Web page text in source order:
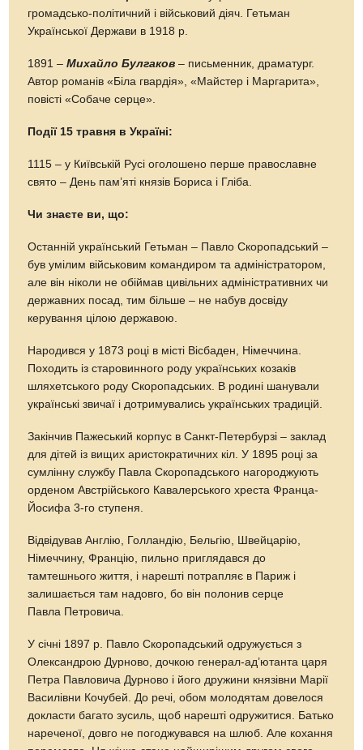
громадсько-політичний і військовий діяч. Гетьман
Української Держави в 1918 р.
1891 –Михайло Булгаков – письменник, драматург.
Автор романів «Біла гвардія», «Майстер і Маргарита»,
повісті «Собаче серце».
Події 15 травня в Україні:
1115 – у Київській Русі оголошено перше православне
свято – День пам’яті князів Бориса і Гліба.
Чи знаєте ви, що:
Останній український Гетьман – Павло Скоропадський –
був умілим військовим командиром та адміністратором,
але він ніколи не обіймав цивільних адміністративних чи
державних посад, тим більше – не набув досвіду
керування цілою державою.
Народився у 1873 році в місті Вісбаден, Німеччина.
Походить із старовинного роду українських козаків
шляхетського роду Скоропадських. В родині шанували
українські звичаї і дотримувались українських традицій.
Закінчив Пажеський корпус в Санкт-Петербурзі – заклад
для дітей із вищих аристократичних кіл. У 1895 році за
сумлінну службу Павла Скоропадського нагороджують
орденом Австрійського Кавалерського хреста Франца-
Йосифа 3-го ступеня.
Відвідував Англію, Голландію, Бельгію, Швейцарію,
Німеччину, Францію, пильно приглядався до
тамтешнього життя, і нарешті потрапляє в Париж і
залишається там надовго, бо він полонив серце
Павла Петровича.
У січні 1897 р. Павло Скоропадський одружується з
Олександрою Дурново, дочкою генерал-ад’ютанта царя
Петра Павловича Дурново і його дружини князівни Марії
Василівни Кочубей. До речі, обом молодятам довелося
докласти багато зусиль, щоб нарешті одружитися. Батько
нареченої, довго не погоджувався на шлюб. Але кохання